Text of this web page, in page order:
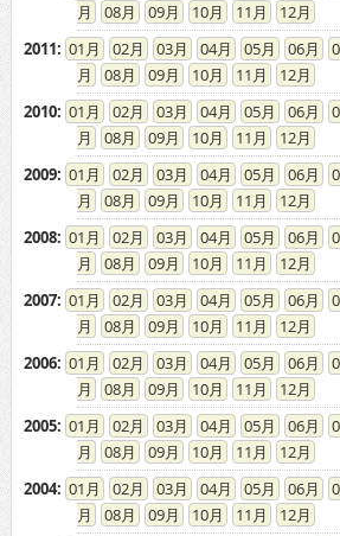
08
09 10 11
12
2011: 01 02 03 04 05 06
08
09 10 11
12
2010: 01 02 03 04 05 06
08
09 10 11
12
2009: 01 02 03 04 05 06
08
09 10 11
12
2008: 01 02 03 04 05 06
08
09 10 11
12
2007: 01 02 03 04 05 06
08
09 10 11
12
2006: 01 02 03 04 05 06
08
09 10 11
12
2005: 01 02 03 04 05 06
08
09 10 11
12
2004: 01 02 03 04 05 06
08
09 10 11
12